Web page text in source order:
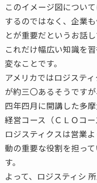
このイメージ図につい
するのではなく、企業
とが重要だというお話し
これだけ幅広い知識を
変なことです。
アメリカではロジステ
が約三〇あるそうです
四年四月に開講した多
経営コース（ＣＬＯコー
ロジスティクスは営業
動の重要な役割を担っ
す。
よって、ロジスティシ